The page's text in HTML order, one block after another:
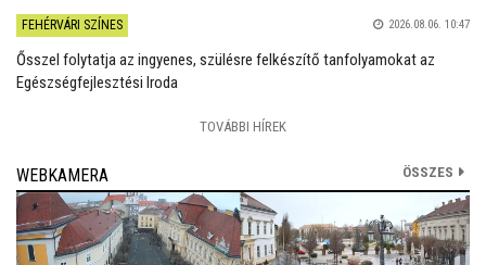
FEHÉRVÁRI SZÍNES 2026.08.06. 10:47
Ősszel folytatja az ingyenes, szülésre felkészítő tanfolyamokat az
Egészségfejlesztési Iroda
TOVÁBBI HÍREK
WEBKAMERA ÖSSZES